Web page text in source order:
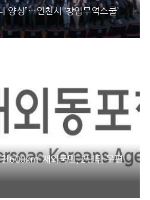
양성”…인천서 ‘창업무역스쿨’
600km’ 재외국민, 2년뒤 우편·